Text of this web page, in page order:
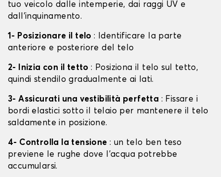
tuo veicolo dalle intemperie, dai raggi UV e
dall'inquinamento.
1- Posizionare il telo: Identificare la parte
anteriore e posteriore del telo
2- Inizia con il tetto: Posiziona il telo sul tetto,
quindi stendilo gradualmente ai lati.
3- Assicurati una vestibilità perfetta : Fissare i
bordi elastici sotto il telaio per mantenere il telo
saldamente in posizione.
4- Controlla la tensione : un telo ben teso
previene le rughe dove l'acqua potrebbe
accumularsi.